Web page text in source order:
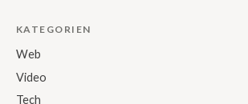
KATEGORIEN
Web
Video
Tech